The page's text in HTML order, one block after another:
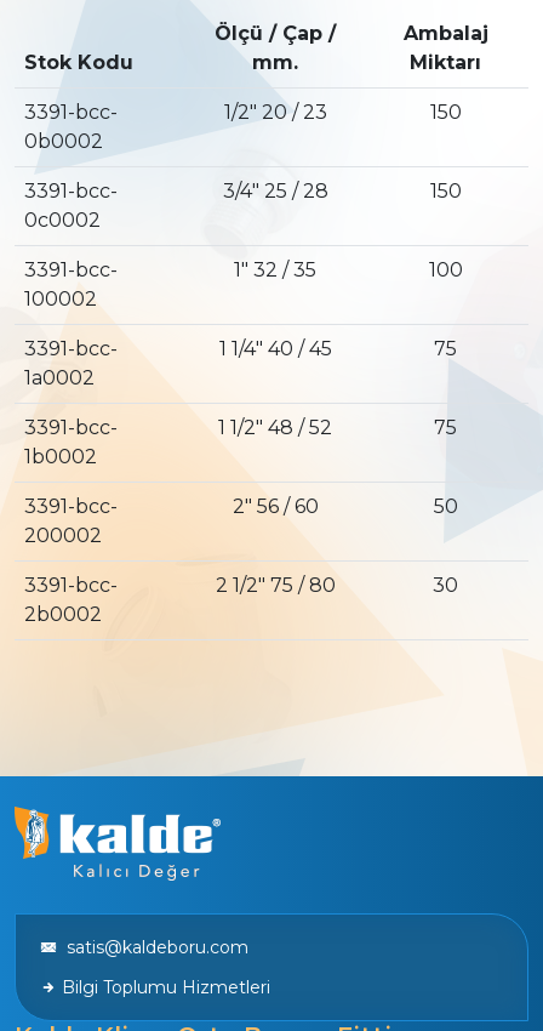
Stok Kodu
Ölçü / Çap /
mm.
Ambalaj
Miktarı
3391-bcc-
0b0002
1/2″ 20 / 23 150
3391-bcc-
0c0002
3/4″ 25 / 28 150
3391-bcc-
100002
1″ 32 / 35 100
3391-bcc-
1a0002
1 1/4″ 40 / 45 75
3391-bcc-
1b0002
1 1/2″ 48 / 52 75
3391-bcc-
200002
2″ 56 / 60 50
3391-bcc-
2b0002
2 1/2″ 75 / 80 30
satis@kaldeboru.com
Bilgi Toplumu Hizmetleri